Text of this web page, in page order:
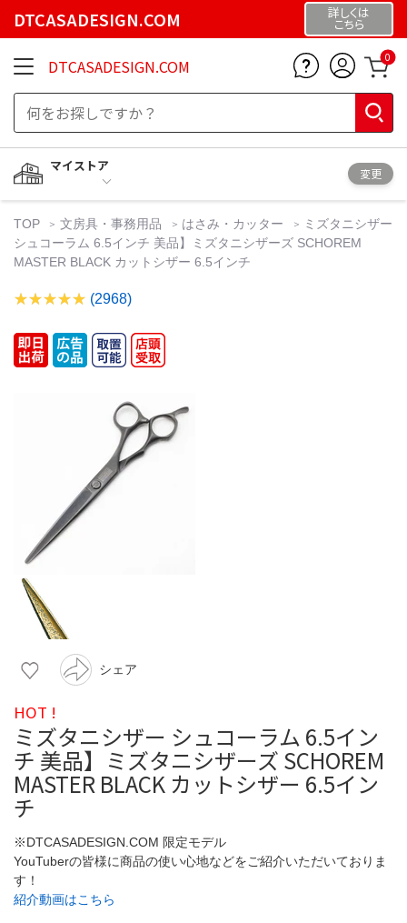
DTCASADESIGN.COM 詳しくは
こちら
DTCASADESIGN.COM 0
マイストア
変更
TOP 文房具・事務用品 はさみ・カッター
ミズタニシザー
シュコーラム 6.5インチ 美品】ミズタニシザーズ SCHOREM
MASTER BLACK カットシザー 6.5インチ
(2968)
シェア
HOT !
ミズタニシザー シュコーラム 6.5イン
チ 美品】ミズタニシザーズ SCHOREM
MASTER BLACK カットシザー 6.5イン
チ
※DTCASADESIGN.COM 限定モデル
YouTuberの皆様に商品の使い心地などをご紹介いただいておりま
す！
紹介動画はこちら